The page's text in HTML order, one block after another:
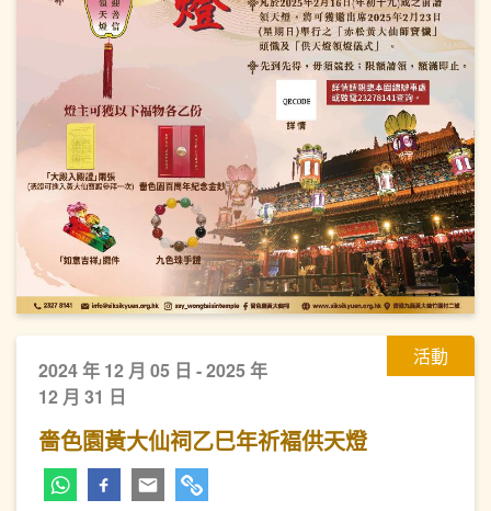
活動
2024 年 12 月 05 日 - 2025 年
12 月 31 日
嗇色園黃大仙祠乙巳年祈褔供天燈